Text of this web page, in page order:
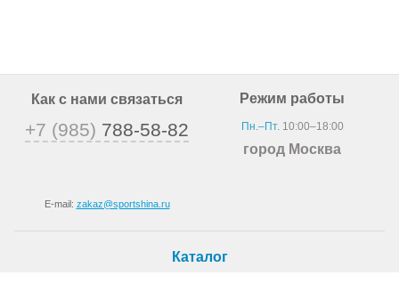
Как с нами связаться
+7 (985) 788-58-82
E-mail: zakaz@sportshina.ru
Режим работы
Пн.–Пт.10:00–18:00
город Москва
Каталог